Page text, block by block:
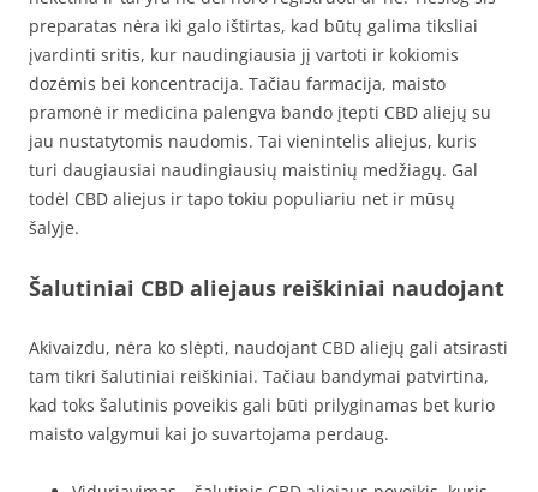
preparatas nėra iki galo ištirtas, kad būtų galima tiksliai
įvardinti sritis, kur naudingiausia jį vartoti ir kokiomis
dozėmis bei koncentracija. Tačiau farmacija, maisto
pramonė ir medicina palengva bando įtepti CBD aliejų su
jau nustatytomis naudomis. Tai vienintelis aliejus, kuris
turi daugiausiai naudingiausių maistinių medžiagų. Gal
todėl CBD aliejus ir tapo tokiu populiariu net ir mūsų
šalyje.
Šalutiniai CBD aliejaus reiškiniai naudojant
Akivaizdu, nėra ko slėpti, naudojant CBD aliejų gali atsirasti
tam tikri šalutiniai reiškiniai. Tačiau bandymai patvirtina,
kad toks šalutinis poveikis gali būti prilyginamas bet kurio
maisto valgymui kai jo suvartojama perdaug.